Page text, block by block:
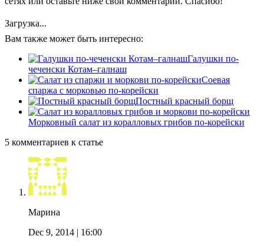
Загрузка...
Вам также может быть интересно:
Галушки по-
чеченски Котам–галнаш
Соевая
спаржа с морковью по-корейски
Постный красный борщ
Морковный салат из коралловых грибов по-корейски
5 комментариев к статье
Марина
Dec 9, 2014 | 16:00